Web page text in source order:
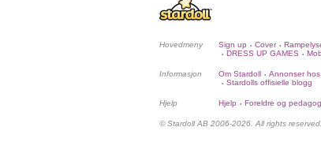
Hovedmeny Sign up • Cover •
• DRESS UP GAMES •
Informasjon Om Stardoll • Annonser
• Stardolls offisielle blogg
Hjelp Hjelp • Foreldre og
© Stardoll AB 2006-2026. All rights reserved.